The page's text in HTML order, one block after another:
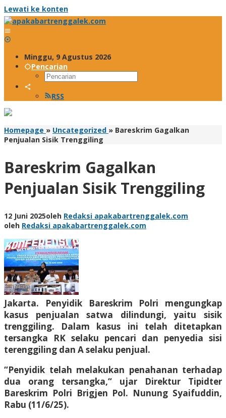
Lewati ke konten
Minggu, 9 Agustus 2026
Pencarian
RSS
Homepage » Uncategorized » Bareskrim Gagalkan
Penjualan Sisik Trenggiling
Bareskrim Gagalkan
Penjualan Sisik Trenggiling
12 Juni 2025oleh Redaksi apakabartrenggalek.com
oleh Redaksi apakabartrenggalek.com
Jakarta. Penyidik Bareskrim Polri mengungkap
kasus penjualan satwa dilindungi, yaitu sisik
trenggiling. Dalam kasus ini telah ditetapkan
tersangka RK selaku pencari dan penyedia sisi
terenggiling dan A selaku penjual.
“Penyidik telah melakukan penahanan terhadap
dua orang tersangka,“ ujar Direktur Tipidter
Bareskrim Polri Brigjen Pol. Nunung Syaifuddin,
Rabu (11/6/25).